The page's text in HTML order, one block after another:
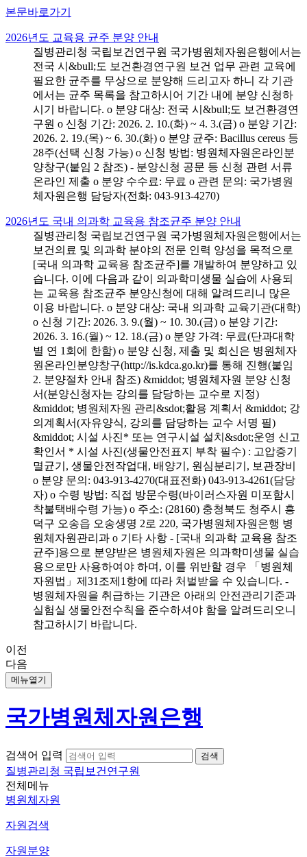
본문바로가기
2026년도 교육용 균주 분양 안내
질병관리청 국립보건연구원 국가병원체자원은행에서는
전국 시&bull;도 보건환경연구원 보건 업무 관련 교육에
필요한 균주를 무상으로 분양해 드리고자 하니 각 기관
에서는 균주 목록을 참고하시어 기간 내에 분양 신청하
시기 바랍니다. o 분양 대상: 전국 시&bull;도 보건환경연
구원 o 신청 기간: 2026. 2. 10.(화) ~ 4. 3.(금) o 분양 기간:
2026. 2. 19.(목) ~ 6. 30.(화) o 분양 균주: Bacillus cereus 등
28주(선택 신청 가능) o 신청 방법: 병원체자원온라인분
양창구(붙임 2 참조) - 분양신청 공문 등 신청 관련 서류
온라인 제출 o 분양 수수료: 무료 o 관련 문의: 국가병원
체자원은행 담당자(전화: 043-913-4270)
2026년도 국내 의과학 교육용 참조균주 분양 안내
질병관리청 국립보건연구원 국가병원체자원은행에서는
보건의료 및 의과학 분야의 전문 인력 양성을 목적으로
[국내 의과학 교육용 참조균주]를 개발하여 분양하고 있
습니다. 이에 다음과 같이 의과학미생물 실습에 사용되
는 교육용 참조균주 분양신청에 대해 알려드리니 많은
이용 바랍니다. o 분양 대상: 국내 의과학 교육기관(대학)
o 신청 기간: 2026. 3. 9.(월) ~ 10. 30.(금) o 분양 기간:
2026. 3. 16.(월) ~ 12. 18.(금) o 분양 가격: 무료(단과대학
별 연 1회에 한함) o 분양 신청, 제출 및 회신은 병원체자
원온라인분양창구(http://is.kdca.go.kr)를 통해 진행(붙임
2. 분양절차 안내 참조) &middot; 병원체자원 분양 신청
서(분양신청자는 강의를 담당하는 교수로 지정)
&middot; 병원체자원 관리&sdot;활용 계획서 &middot; 강
의계획서(자유양식, 강의를 담당하는 교수 서명 필)
&middot; 시설 사진* 또는 연구시설 설치&sdot;운영 신고
확인서 * 시설 사진(생물안전표지 부착 필수) : 고압증기
멸균기, 생물안전작업대, 배양기, 원심분리기, 보관장비
o 분양 문의: 043-913-4270(대표전화) 043-913-4261(담당
자) o 수령 방법: 직접 방문수령(바이러스자원 미포함시
착불택배수령 가능) o 주소: (28160) 충청북도 청주시 흥
덕구 오송읍 오송생명 2로 220, 국가병원체자원은행 병
원체자원관리과 o 기타 사항 - [국내 의과학 교육용 참조
균주]용으로 분양받은 병원체자원은 의과학미생물 실습
용으로만 사용하여야 하며, 이를 위반할 경우 「병원체
자원법」제31조제1항에 따라 처벌받을 수 있습니다. -
병원체자원을 취급하는 기관은 아래의 안전관리기준과
실험실 생물안전수칙을 준수하셔야 함을 알려드리오니
참고하시기 바랍니다.
이전
다음
메뉴열기
국가병원체자원은행
검색어 입력
질병관리청 국립보건연구원
전체메뉴
병원체자원
자원검색
자원분양